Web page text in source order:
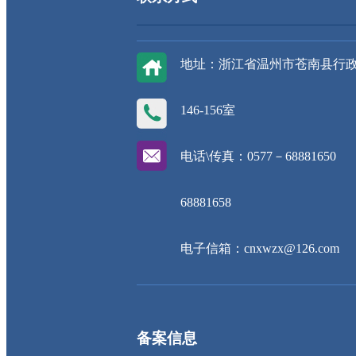
地址：浙江省温州市苍南县行
146-156室
电话\传真：0577－68881650
68881658
电子信箱：cnxwzx@126.com
备案信息